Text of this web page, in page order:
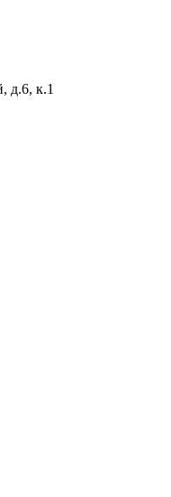
д.6, к.1